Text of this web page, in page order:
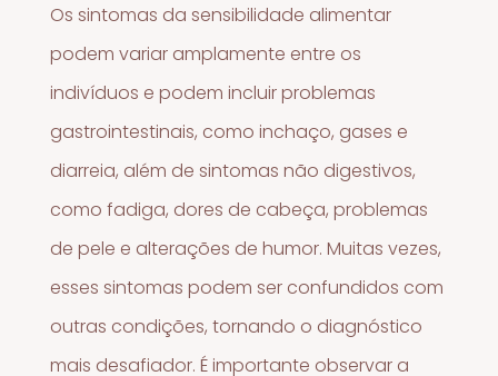
Os sintomas da sensibilidade alimentar
podem variar amplamente entre os
indivíduos e podem incluir problemas
gastrointestinais, como inchaço, gases e
diarreia, além de sintomas não digestivos,
como fadiga, dores de cabeça, problemas
de pele e alterações de humor. Muitas vezes,
esses sintomas podem ser confundidos com
outras condições, tornando o diagnóstico
mais desafiador. É importante observar a